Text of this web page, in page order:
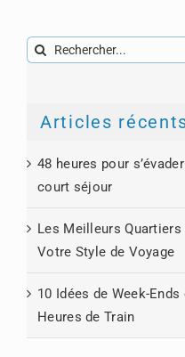
Rechercher:
Articles
48 heures pour
court séjour
Les Meilleurs
Votre Style de Voyage
10 Idées de Week-
Heures de Train